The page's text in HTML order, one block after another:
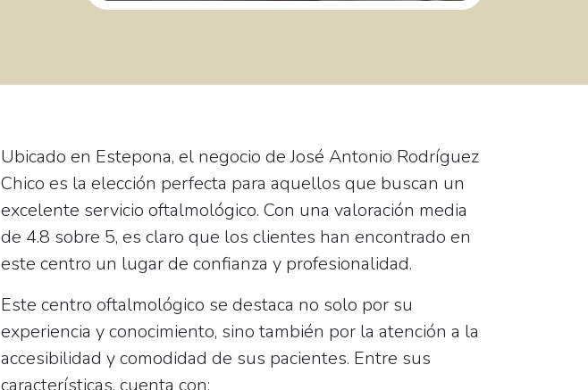
Ubicado en Estepona, el negocio deJosé Antonio Rodríguez
Chico es la elección perfecta para aquellos que buscan un
excelente servicio oftalmológico. Con una valoración media
de 4.8 sobre 5, es claro que los clientes han encontrado en
este centro un lugar de confianza y profesionalidad.
Este centro oftalmológico se destaca no solo por su
experiencia y conocimiento, sino también por la atención a la
accesibilidad y comodidad de sus pacientes. Entre sus
características, cuenta con: